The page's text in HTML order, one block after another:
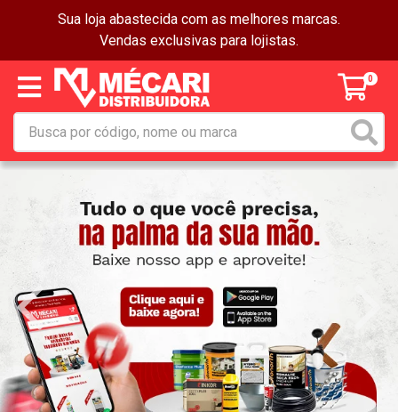
Sua loja abastecida com as melhores marcas.
Vendas exclusivas para lojistas.
0